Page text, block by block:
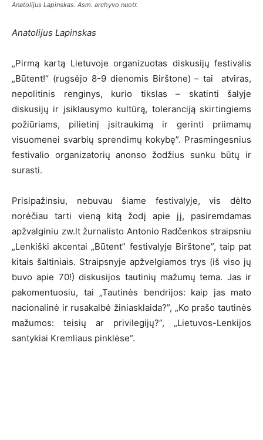
Anatolijus Lapinskas. Asm. archyvo nuotr.
Anatolijus Lapinskas
„Pirmą kartą Lietuvoje organizuotas diskusijų festivalis
„Būtent!“ (rugsėjo 8-9 dienomis Birštone) – tai atviras,
nepolitinis renginys, kurio tikslas – skatinti šalyje
diskusijų ir įsiklausymo kultūrą, toleranciją skirtingiems
požiūriams, pilietinį įsitraukimą ir gerinti priimamų
visuomenei svarbių sprendimų kokybę”. Prasmingesnius
festivalio organizatorių anonso žodžius sunku būtų ir
surasti.
Prisipažinsiu, nebuvau šiame festivalyje, vis dėlto
norėčiau tarti vieną kitą žodį apie jį, pasiremdamas
apžvalginiu zw.lt žurnalisto Antonio Radčenkos straipsniu
„Lenkiški akcentai „Būtent” festivalyje Birštone”, taip pat
kitais šaltiniais. Straipsnyje apžvelgiamos trys (iš viso jų
buvo apie 70!) diskusijos tautinių mažumų tema. Jas ir
pakomentuosiu, tai „Tautinės bendrijos: kaip jas mato
nacionalinė ir rusakalbė žiniasklaida?”, „Ko prašo tautinės
mažumos: teisių ar privilegijų?“, „Lietuvos-Lenkijos
santykiai Kremliaus pinklėse“.